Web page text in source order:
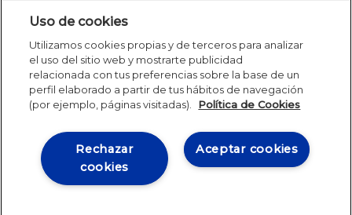
Uso de cookies
Utilizamos cookies propias y de terceros para analizar
el uso del sitio web y mostrarte publicidad
relacionada con tus preferencias sobre la base de un
perfil elaborado a partir de tus hábitos de navegación
(por ejemplo, páginas visitadas).
Política de Cookies
Aceptar cookies
Rechazar
cookies